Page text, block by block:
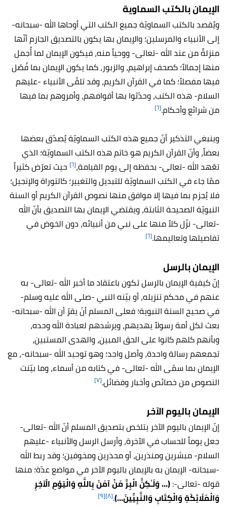
الإيمان بالكتب السماوية
ويُقصد بالكتب السماويّة جميع الكتب التي أوحاها الله -سبحانه-
إلى الأنبياء والمرسلين؛ والإيمان بها يكون بالتصديق الجازم أنّها
منزلةٌ من عند الله -تعالى- ووحياً منه، فيكون الإيمان لما أُجمل
منها إجمالاً؛ كصحف إبراهيم، والزبور، كما يكون الإيمان بما فُصّل
فيها مفصلاً؛ كما في القرآن الكريم، وقد تلقّى الأنبياء -عليهم
السلام- هذه الكتب، وحدّثوا بها أقوامهم، وأمروهم بما فيها
من شرائع وأحكام.[٦]
وينبغي التذكير أنّ جميع هذه الكتب السماويّة يُصدّق بعضها
بعضاً، وأنّ القرآن الكريم هو خاتم هذه الكتب السماويّة؛ الذي
تعّهد الله -تعالى- بحفظه إلى يوم القيامة،[٦]
حيث تعرّض كثيراً
ممّا جاء في الكتب السماويّة للتبديل والتغيير؛ كالتوراة والإنجيل؛
فلا يُجزم بما فيها إلا موافق منها نصوص القرآن الكريم أو السنة
النبويّة الصحيحة الثابتة، ويقتضي الإيمان بها التصديق بأنّ الله
-تعالى- نزّل كلاً منها على نبي من أنبيائه، دون الخوض في
تفاصيلها وتعاليمها.[٦]
الإيمان بالرسل
إنّ كيفية الإيمان بالرسل تكون باعتقاد ما أخبر الله -تعالى- به
عنهم في محكم تنزيله، أو بيّنه النبي -صلى الله عليه وسلم-
في صحيح السنة النبوية؛ فعلى المسلم أنّ يقرّ أن الله -سبحانه-
بعث لكل أمة رسولاً يهديهم، ويرشدهم لعبادة الله وحده،
وبأنهم كلهم كانوا على الحق المبين، والهدى المستبين،
تجمعهم رسالة واحدة، وأصل واحد؛ وهو توحيد الله -سبحانه-، مع
الإيمان بما سمّى الله -تعالى- في كتابه من أسماء، وما بيّنت
النصوص من خصائص وأخبار وفضائل.[٧]
الإيمان باليوم الآخر
إنّ الإيمان باليوم الآخر يتلخص بتصديق المسلم أنّ الله -تعالى-
جعل يوماً للحساب في الآخرة، وأرسل الرسل والأنبياء -عليهم
السلام- مبشرين ومنذرين، أو محذرين ومخوفين؛ وقد ربط الله
-سبحانه- الإيمان به بالإيمان باليوم الآخر في مواضع عدّة؛ منها
قوله -تعالى-:(... وَلَـٰكِنَّ الْبِرَّ مَنْ آمَنَ بِاللَّهِ وَالْيَوْمِ الْآخِرِ
وَالْمَلَائِكَةِ وَالْكِتَابِ وَالنَّبِيِّينَ...).[٨] [٩]